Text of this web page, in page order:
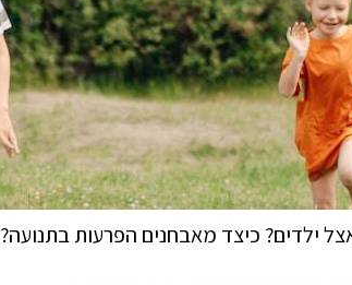
ילדים? כיצד מאבחנים הפרעות בתנועה?